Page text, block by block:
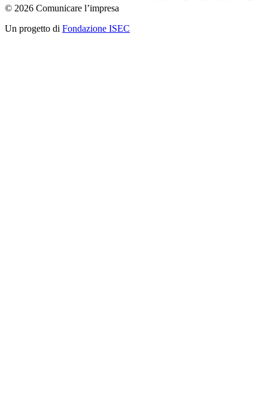
© 2026 Comunicare l’impresa
Un progetto di Fondazione ISEC